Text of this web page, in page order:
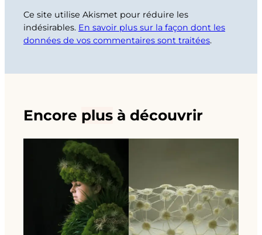
Ce site utilise Akismet pour réduire les
indésirables. En savoir plus sur la façon dont les
données de vos commentaires sont traitées.
Encore plus à découvrir